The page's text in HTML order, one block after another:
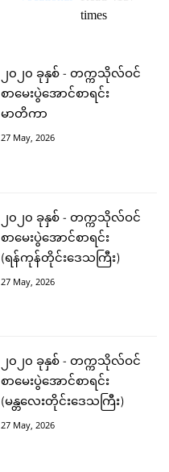
times
၂၀၂၀ ခုနှစ် - တက္ကသိုလ်ဝင်
စာမေးပွဲအောင်စာရင်း
မာတိကာ
27 May, 2026
၂၀၂၀ ခုနှစ် - တက္ကသိုလ်ဝင်
စာမေးပွဲအောင်စာရင်း
(ရန်ကုန်တိုင်းဒေသကြီး)
27 May, 2026
၂၀၂၀ ခုနှစ် - တက္ကသိုလ်ဝင်
စာမေးပွဲအောင်စာရင်း
(မန္တလေးတိုင်းဒေသကြီး)
27 May, 2026